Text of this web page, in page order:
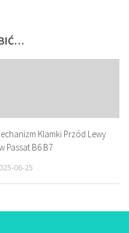
Klamki Przód Lewy
Passat B6 B7
06-25